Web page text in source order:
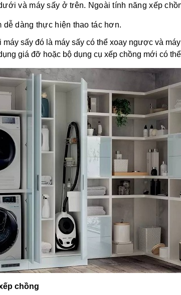
và máy sấy ở trên. Ngoài tính năng xếp
dễ dàng thực hiện thao tác hơn.
máy sấy đó là máy sấy có thể xoay ngược và
giá đỡ hoặc bộ dụng cụ xếp chồng mới có
chồng